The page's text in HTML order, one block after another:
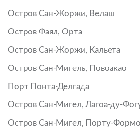
Остров Сан-Жоржи, Велаш
Остров Фаял, Орта
Остров Сан-Жоржи, Кальета
Остров Сан-Мигель, Повоакао
Порт Понта-Делгада
Остров Сан-Мигел, Лагоа-ду-
Остров Сан-Мигел, Порту-